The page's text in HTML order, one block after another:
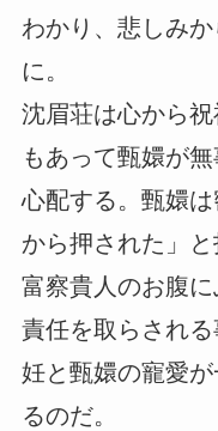
わかり、悲しみ
に。
沈眉荘は心から
もあって甄嬛が
心配する。甄嬛
から押された」
富察貴人のお腹
責任を取らされ
妊と甄嬛の寵愛
るのだ。